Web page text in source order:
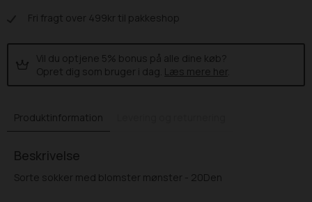
Fri fragt over 499kr til pakkeshop
Vil du optjene 5% bonus på alle dine køb?
Opret dig som bruger i dag. Læs mere her
Produktinformation
Beskrivelse
Sorte sokker med blomster mønster - 20Den